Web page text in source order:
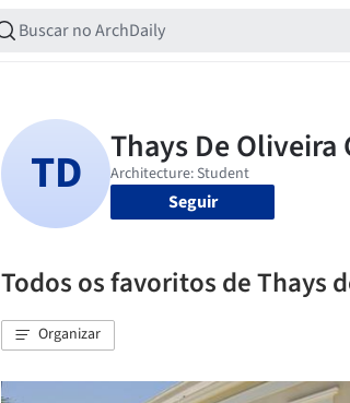
Seguir
Todos os favoritos de Thays
Organizar